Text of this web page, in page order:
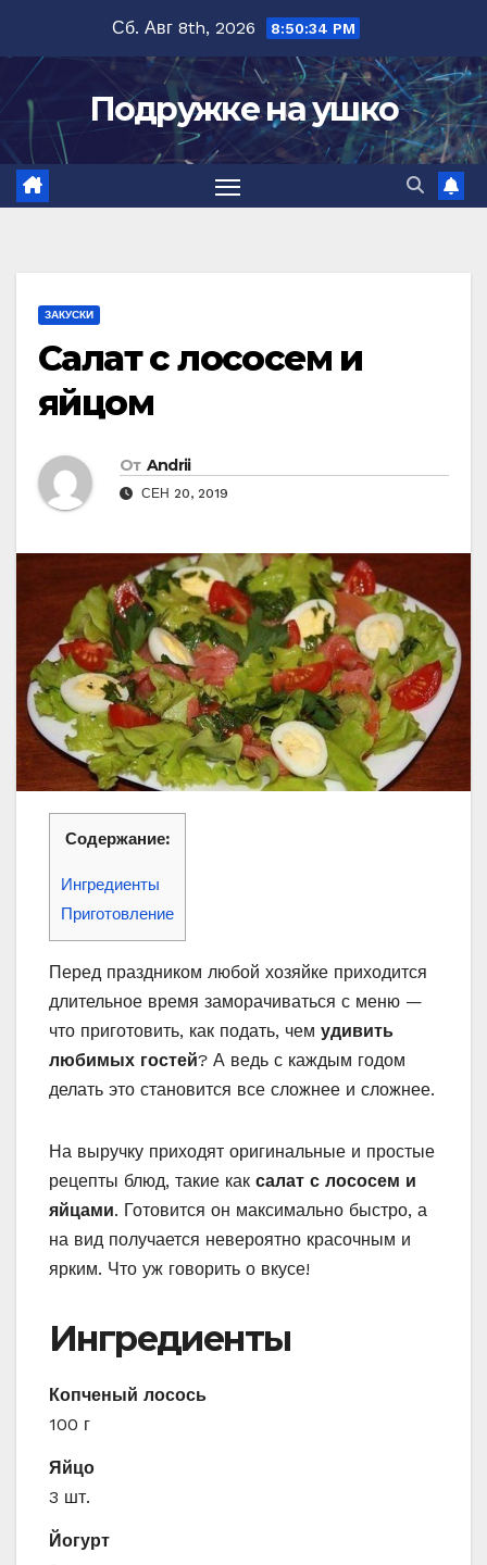
содержимому
Сб. Авг 8th, 2026 8:50:35 PM
Подружке на ушко
ЗАКУСКИ
Салат с лососем и
яйцом
От Andrii
СЕН 20, 2019
Содержание:
Ингредиенты
Приготовление
Перед праздником любой хозяйке приходится
длительное время заморачиваться с меню —
что приготовить, как подать, чем удивить
любимых гостей? А ведь с каждым годом
делать это становится все сложнее и сложнее.
На выручку приходят оригинальные и простые
рецепты блюд, такие как салат с лососем и
яйцами. Готовится он максимально быстро, а
на вид получается невероятно красочным и
ярким. Что уж говорить о вкусе!
Ингредиенты
Копченый лосось
100 г
Яйцо
3 шт.
Йогурт